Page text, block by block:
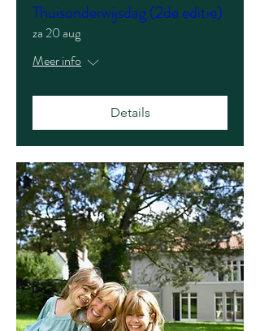
Thuisonderwijsdag (2de editie)
za 20 aug
Meer info
Details